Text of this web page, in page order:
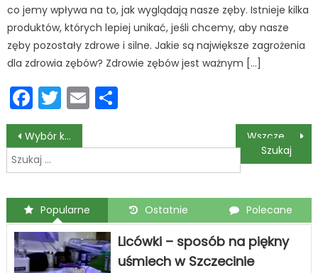
co jemy wpływa na to, jak wyglądają nasze zęby. Istnieje kilka
produktów, których lepiej unikać, jeśli chcemy, aby nasze
zęby pozostały zdrowe i silne. Jakie są największe zagrożenia
dla zdrowia zębów? Zdrowie zębów jest ważnym […]
Facebook
Twitter
Email
Nawigacja
wpisu
Wybór kursu SEP
Szukaj:
Popularne Ostatnie Polecane
Licówki – sposób na piękny
uśmiech w Szczecinie